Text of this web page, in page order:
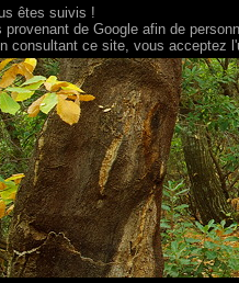
êtes suivis !
de Google afin de
consultant ce site, vous acceptez